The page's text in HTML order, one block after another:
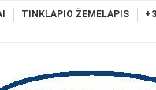
TINKLAPIO ŽEMĖLAPIS